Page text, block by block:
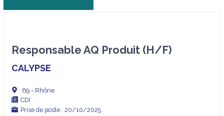
Responsable AQ Produit (H/F)
CALYPSE
69 - Rhône
CDI
Prise de poste : 20/10/2025